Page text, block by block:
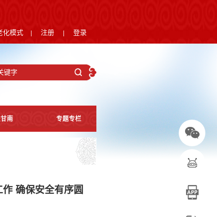
化模式 注册 登录
南 专题专栏
确保安全有序圆